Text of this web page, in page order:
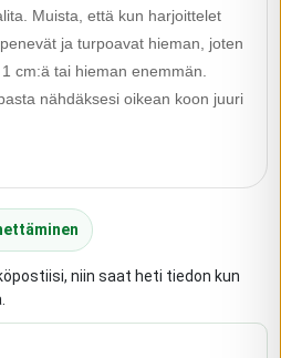
Muista, että kun harjoittelet
ja turpoavat hieman, joten
cm:ä tai hieman enemmän.
nähdäksesi oikean koon juuri
niin saat heti tiedon kun